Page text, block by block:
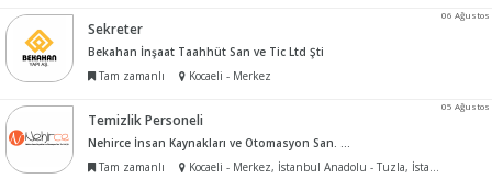
06 Ağustos
Sekreter
Bekahan İnşaat Taahhüt San ve Tic Ltd Şti
Tam zamanlı
Kocaeli - Merkez
05 Ağustos
Temizlik Personeli
Nehirce İnsan Kaynakları ve Otomasyon San. Tic. Ltd. Şti.
Tam zamanlı
Kocaeli - Merkez, İstanbul Anadolu - Tuzla, İstanbul Anadolu - Pendik, Kocaeli - Çayırova, Kocaeli - Gebze